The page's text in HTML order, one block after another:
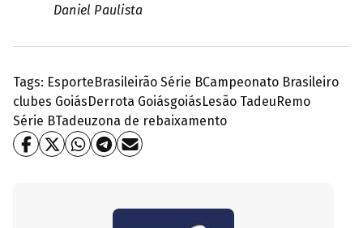
Daniel Paulista
Tags: Esporte Brasileirão Série BCampeonato Brasileiro
clubes Goiás Derrota Goiásgoiás Lesão Tadeu Remo
Série BTadeuzona de rebaixamento